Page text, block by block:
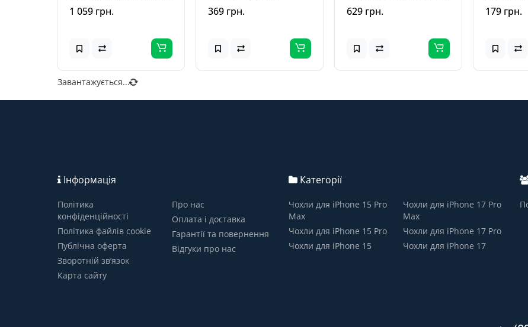
для Apple iPhone 14 Pro
(6.1") Чорний
1 059 грн. 369 грн.
Max (6.7") Синій
629 грн.
Max
(прозорий)
179 грн.
Завантажується...
Інформація
Політика
конфіденційності
Політика файлів cookie
Публічна оферта
Зворотній зв’язок
Карта сайту
Про нас
Оплата і доставка
Гарантії та повернення
Відгуки про нас
Категорії
Чохли для iPhone 15 Pro
Max
Чохли для iPhone 15 Pro
Чохли для iPhone 15
Чохли для iPhone 17 Pro
Max
Чохли для iPhone 17 Pro
Чохли для iPhone 17